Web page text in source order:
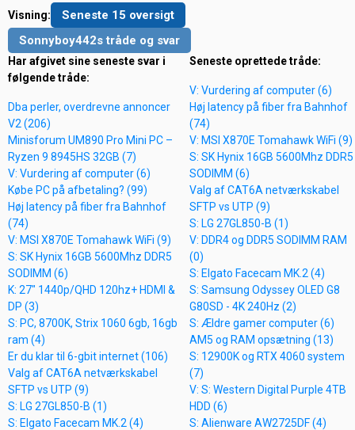
Visning:
Seneste 15 oversigt
Sonnyboy442s tråde og svar
Har afgivet sine seneste svar i
følgende tråde:
Dba perler, overdrevne annoncer
V2 (206)
Minisforum UM890 Pro Mini PC –
Ryzen 9 8945HS 32GB (7)
V: Vurdering af computer (6)
Købe PC på afbetaling? (99)
Høj latency på fiber fra Bahnhof
(74)
V: MSI X870E Tomahawk WiFi (9)
S: SK Hynix 16GB 5600Mhz DDR5
SODIMM (6)
K: 27" 1440p/QHD 120hz+ HDMI &
DP (3)
S: PC, 8700K, Strix 1060 6gb, 16gb
ram (4)
Er du klar til 6-gbit internet (106)
Valg af CAT6A netværkskabel
SFTP vs UTP (9)
S: LG 27GL850-B (1)
S: Elgato Facecam MK.2 (4)
Seneste oprettede tråde:
V: Vurdering af computer (6)
Høj latency på fiber fra Bahnhof
(74)
V: MSI X870E Tomahawk WiFi (9)
S: SK Hynix 16GB 5600Mhz DDR5
SODIMM (6)
Valg af CAT6A netværkskabel
SFTP vs UTP (9)
S: LG 27GL850-B (1)
V: DDR4 og DDR5 SODIMM RAM
(0)
S: Elgato Facecam MK.2 (4)
S: Samsung Odyssey OLED G8
G80SD - 4K 240Hz (2)
S: Ældre gamer computer (6)
AM5 og RAM opsætning (13)
S: 12900K og RTX 4060 system
(7)
V: S: Western Digital Purple 4TB
HDD (6)
S: Alienware AW2725DF (4)